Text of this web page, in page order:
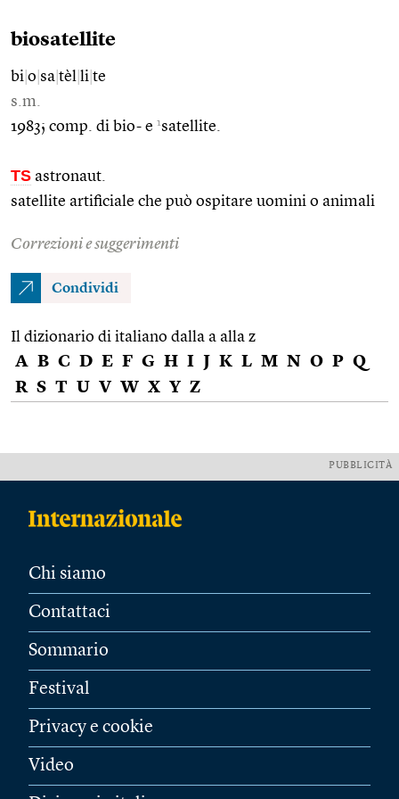
biosatellite
bi o sa tèl li te
s.m.
1983; comp. di bio- e 1satellite.
TS astronaut.
satellite artificiale che può ospitare uomini o animali
Correzioni e suggerimenti
Condividi
Il dizionario di italiano dalla a alla z
A B C D E F G H I J K L M N O P Q
R S T U V W X Y Z
PUBBLICITÀ
Chi siamo
Contattaci
Sommario
Festival
Privacy e cookie
Video